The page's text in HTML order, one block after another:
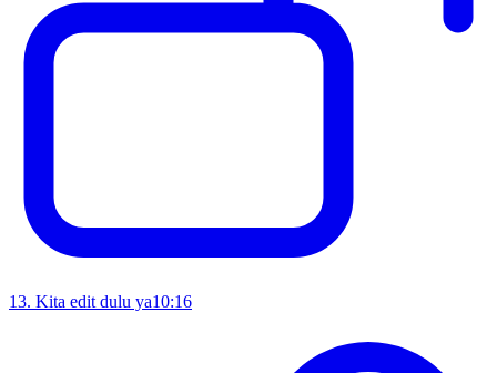
13. Kita edit dulu ya10:16